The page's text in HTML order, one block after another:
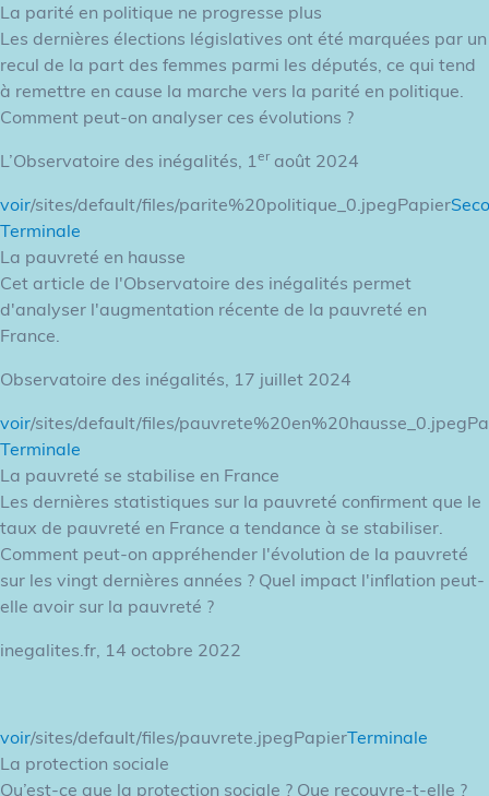
La parité en politique ne progresse plus
Les dernières élections législatives ont été marquées par un
recul de la part des femmes parmi les députés, ce qui tend
à remettre en cause la marche vers la parité en politique.
Comment peut-on analyser ces évolutions ?
L’Observatoire des inégalités, 1eraoût 2024
voir/sites/default/files/parite%20politique_0.jpegPapier
Terminale
La pauvreté en hausse
Cet article de l'Observatoire des inégalités permet
d'analyser l'augmentation récente de la pauvreté en
France.
Observatoire des inégalités, 17 juillet 2024
voir/sites/default/files/
Terminale
La pauvreté se stabilise en France
Les dernières statistiques sur la pauvreté confirment que le
taux de pauvreté en France a tendance à se stabiliser.
Comment peut-on appréhender l'évolution de la pauvreté
sur les vingt dernières années ? Quel impact l'inflation peut-
elle avoir sur la pauvreté ?
inegalites.fr, 14 octobre 2022
voir/sites/default/files/pauvrete.jpegPapierTerminale
La protection sociale
Qu’est-ce que la protection sociale ? Que recouvre-t-elle ?